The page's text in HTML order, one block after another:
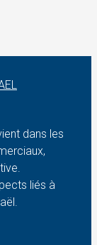
dans les
liés à